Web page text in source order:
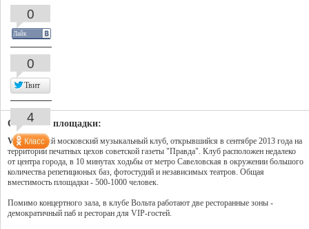
Описание площадки:
Volta- новый московский музыкальный клуб, открывшийся в сентябре 2013 года на
территории печатных цехов советской газеты "Правда". Клуб расположен недалеко
от центра города, в 10 минутах ходьбы от метро Савеловская в окружении большого
количества репетиционых баз, фотостудий и независимых театров. Общая
вместимость площадки - 500-1000 человек.
Помимо концертного зала, в клубе Вольта работают две ресторанные зоны -
демократичный паб и ресторан для VIP-гостей.
0
Лайк
0
Твит
4